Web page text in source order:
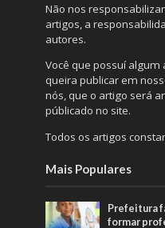
Não nos
artigos, a
autores.
Você que possuí
queira publicar em
nós, que o artigo será
públicado no site.
Todos os artigos
Mais Populares
Prefeitura
formar